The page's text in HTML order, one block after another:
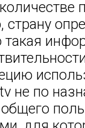
страну
такая
не по